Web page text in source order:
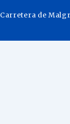
Carretera de